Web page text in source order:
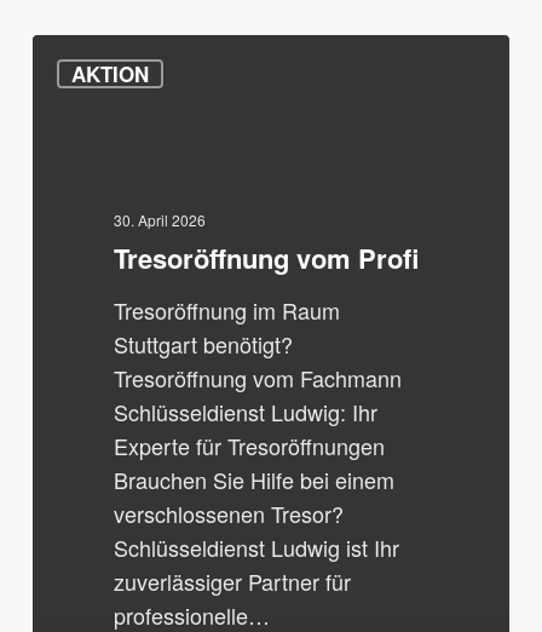
AKTION
Tresoröffnung
vom
30. April 2026
Tresoröffnung vom Profi
Tresoröffnung im Raum
Stuttgart benötigt?
Tresoröffnung vom Fachmann
Schlüsseldienst Ludwig: Ihr
Experte für Tresoröffnungen
Brauchen Sie Hilfe bei einem
verschlossenen Tresor?
Schlüsseldienst Ludwig ist Ihr
zuverlässiger Partner für
professionelle…